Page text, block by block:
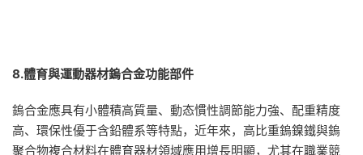
8.體育與運動器材鎢合金功能部件
鎢合金應具有小體積高質量、動态慣性調節能力強、配重精度
高、環保性優于含鉛體系等特點，近年來，高比重鎢鎳鐵與鎢
聚合物複合材料在體育器材領域應用增長明顯，尤其在職業競